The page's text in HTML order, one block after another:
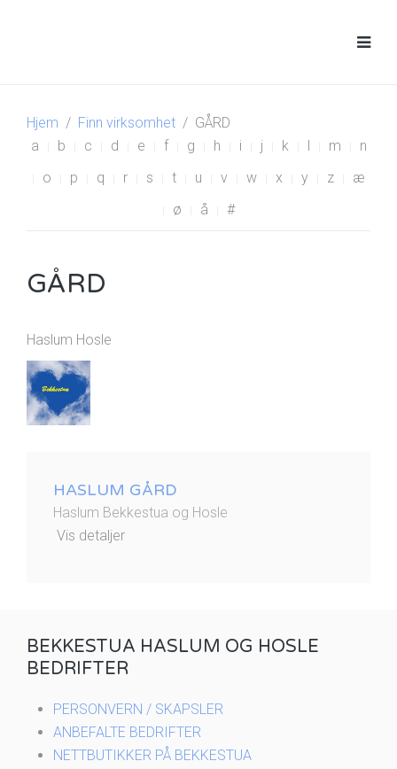
Hjem Finn virksomhet
GÅRD
a
b c d e f g h i j k l m
n
o
p q r s t u v w x y z
æ
ø
å #
GÅRD
Haslum Hosle
HASLUM GÅRD
Haslum Bekkestua og Hosle
Vis detaljer
BEKKESTUA HASLUM OG HOSLE
BEDRIFTER
PERSONVERN / SKAPSLER
ANBEFALTE BEDRIFTER
NETTBUTIKKER PÅ BEKKESTUA